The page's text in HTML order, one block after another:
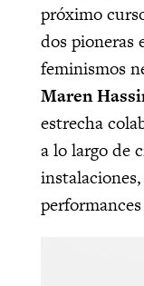
próximo
dos pioneras
feminismos
Maren
estrecha
a lo largo de